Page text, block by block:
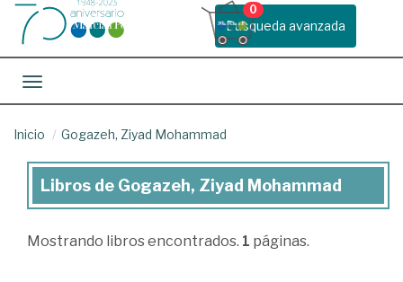
Busqueda avanzada
0
Toggle navigation
Inicio Gogazeh, Ziyad Mohammad
Libros
Gogazeh,
Libros de Gogazeh, Ziyad Mohammad
Mostrando libros encontrados. 1 páginas.